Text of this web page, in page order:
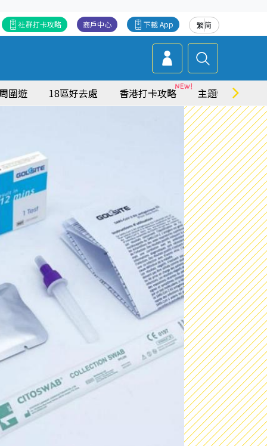
繁简
下載 App
商戶中心
社群打卡攻略
圍遊 18區好去處 香港打卡攻略 主題特集